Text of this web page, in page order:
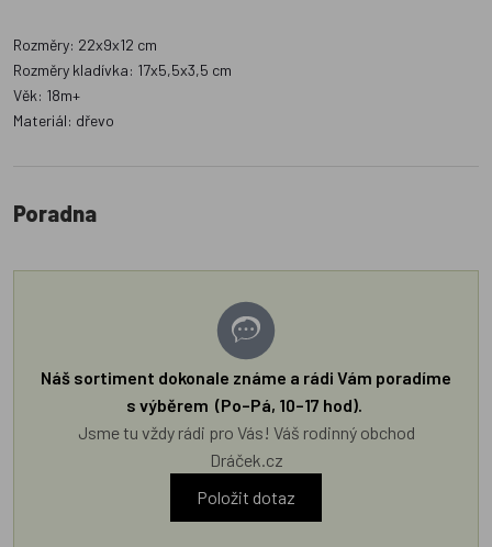
Rozměry: 22x9x12 cm
Rozměry kladívka: 17x5,5x3,5 cm
Věk: 18m+
Materiál: dřevo
Poradna
Náš sortiment dokonale známe a rádi Vám poradíme
s výběrem (Po–Pá, 10–17 hod).
Jsme tu vždy rádi pro Vás! Váš rodinný obchod
Dráček.cz
Položit dotaz